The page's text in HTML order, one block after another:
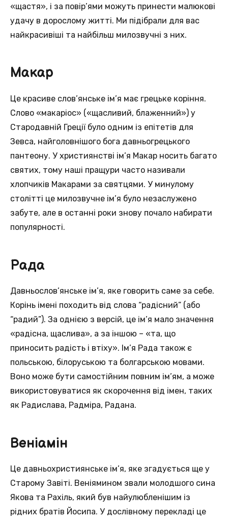
«щастя», і за повір’ями можуть принести малюкові
удачу в дорослому житті. Ми підібрали для вас
найкрасивіші та найбільш милозвучні з них.
Макар
Це красиве слов’янське ім’я має грецьке коріння.
Слово «макаріос» («щасливий, блаженний») у
Стародавній Греції було одним із епітетів для
Зевса, найголовнішого бога давньогрецького
пантеону. У християнстві ім’я Макар носить багато
святих, тому наші пращури часто називали
хлопчиків Макарами за святцями. У минулому
столітті це милозвучне ім’я було незаслужено
забуте, але в останні роки знову почало набирати
популярності.
Рада
Давньослов’янське ім’я, яке говорить саме за себе.
Корінь імені походить від слова “радісний” (або
“радий”). За однією з версій, це ім’я мало значення
«радісна, щаслива», а за іншою – «та, що
приносить радість і втіху». Ім’я Рада також є
польською, білоруською та болгарською мовами.
Воно може бути самостійним повним ім’ям, а може
використовуватися як скорочення від імен, таких
як Радислава, Радміра, Радана.
Веніамін
Це давньохристиянське ім’я, яке згадується ще у
Старому Завіті. Веніямином звали молодшого сина
Якова та Рахіль, який був найулюбленішим із
рідних братів Йосипа. У дослівному перекладі це